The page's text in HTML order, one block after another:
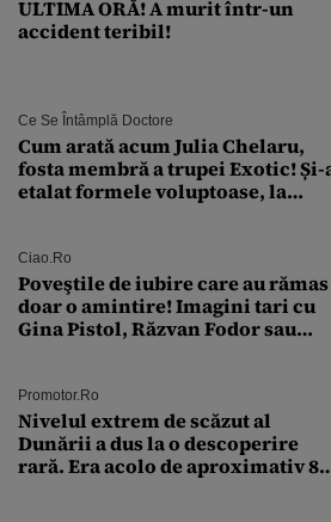
ULTIMA ORĂ! A murit într-un
accident teribil!
Ce Se Întâmplă Doctore
Cum arată acum Julia Chelaru,
fosta membră a trupei Exotic! Și-a
etalat formele voluptoase, la
Ciao.ro
Poveştile de iubire care au rămas
doar o amintire! Imagini tari cu
Gina Pistol, Răzvan Fodor sau
Promotor.ro
Nivelul extrem de scăzut al
Dunării a dus la o descoperire
rară. Era acolo de aproximativ 80